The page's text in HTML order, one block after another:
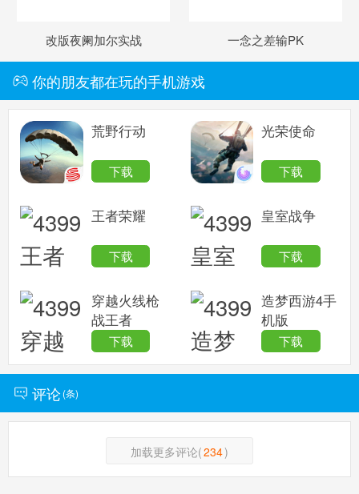
改版夜阑加尔实战 一念之差输PK
你的朋友都在玩的手机游戏
荒野行动
下载
光荣使命
下载
王者荣耀
下载
皇室战争
下载
穿越火线枪
战王者
下载
造梦西游4手
机版
下载
评论(条)
加载更多评论(234)